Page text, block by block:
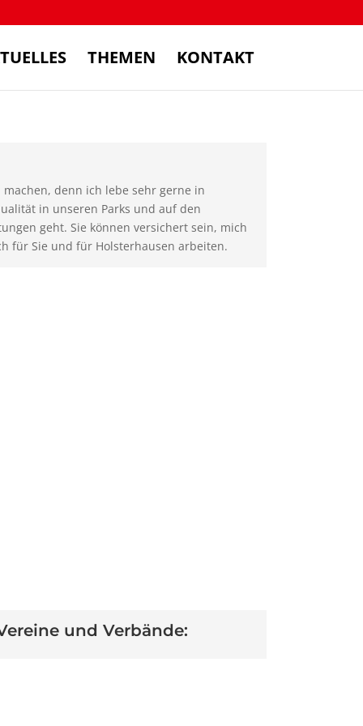
THEMEN KONTAKT
denn ich lebe sehr gerne in
in unseren Parks und auf den
geht. Sie können versichert sein, mich
für Sie und für Holsterhausen arbeiten.
und Verbände: